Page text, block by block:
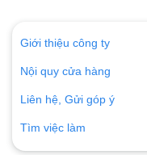
Giới thiệu công ty
Nội quy cửa hàng
Liên hệ, Gửi góp ý
Tìm việc làm